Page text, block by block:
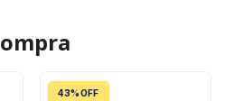
43% OFF